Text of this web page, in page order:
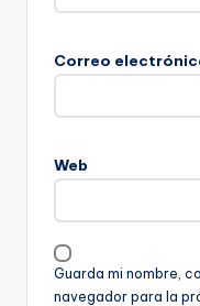
Correo
Web
Guarda mi nombre,
navegador para la